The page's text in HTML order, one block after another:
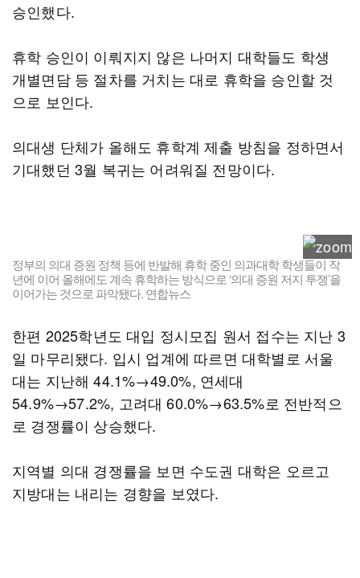
승인했다.
휴학 승인이 이뤄지지 않은 나머지 대학들도 학생
개별면담 등 절차를 거치는 대로 휴학을 승인할 것
으로 보인다.
의대생 단체가 올해도 휴학계 제출 방침을 정하면서
기대했던 3월 복귀는 어려워질 전망이다.
정부의 의대 증원 정책 등에 반발해 휴학 중인 의과대학 학생들이 작
년에 이어 올해에도 계속 휴학하는 방식으로 ‘의대 증원 저지 투쟁’을
이어가는 것으로 파악됐다. 연합뉴스
한편 2025학년도 대입 정시모집 원서 접수는 지난 3
일 마무리됐다. 입시 업계에 따르면 대학별로 서울
대는 지난해 44.1%→49.0%, 연세대
54.9%→57.2%, 고려대 60.0%→63.5%로 전반적으
로 경쟁률이 상승했다.
지역별 의대 경쟁률을 보면 수도권 대학은 오르고
지방대는 내리는 경향을 보였다.